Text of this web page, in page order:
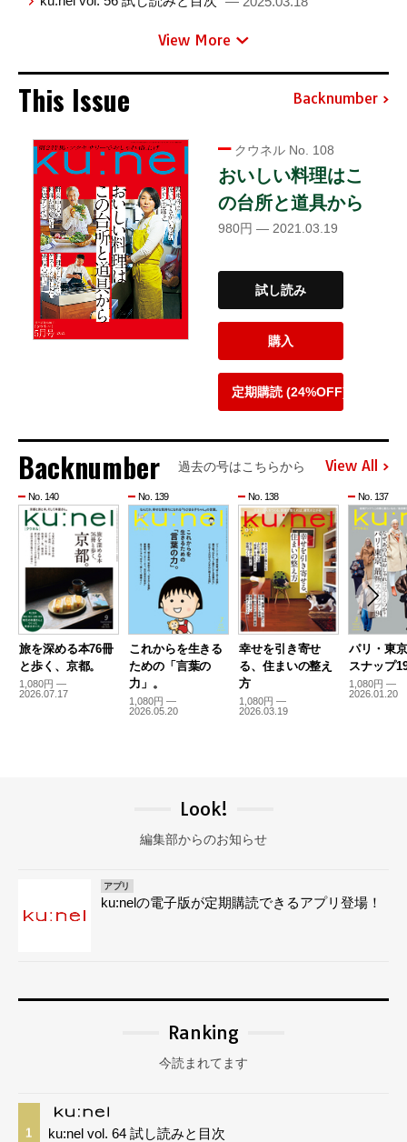
View More
This Issue Backnumber
クウネル No. 108
おいしい料理はこ
の台所と道具から
980円 — 2021.03.19
試し読み
購入
定期購読 (24%OFF)
Backnumber 過去の号はこちらから View All
No. 140
旅を深める本76冊
と歩く、京都。
1,080円 —
2026.07.17
No. 139
これからを生きる
ための「言葉の
力」。
1,080円 —
2026.05.20
No. 138
幸せを引き寄せ
る、住まいの整え
方
1,080円 —
2026.03.19
No. 137
パリ・東
スナップ
1,080円 —
2026.01.20
Look!
編集部からのお知らせ
アプリ
ku:nelの電子版が定期購読できるアプリ登場！
Ranking
今読まれてます
1 ku:nel vol. 64 試し読みと目次